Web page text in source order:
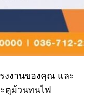
งงานของคุณ และ
ตูม้วนทนไฟ